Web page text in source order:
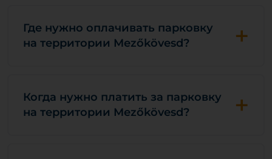
Где нужно оплачивать парковку
на территории Mezőkövesd?
+
Когда нужно платить за парковку
на территории Mezőkövesd?
+